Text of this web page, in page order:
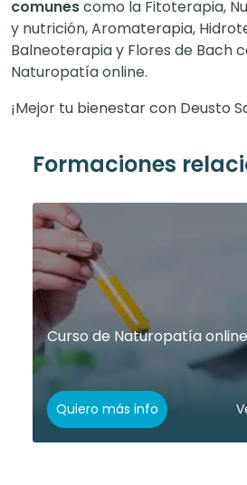
comunescomo la Fitoterapia,
y nutrición, Aromaterapia,
Balneoterapia y Flores de Bach
Naturopatía online.
¡Mejor tu bienestar con Deusto
Formaciones
Curso de Naturopatía online
Quiero más info